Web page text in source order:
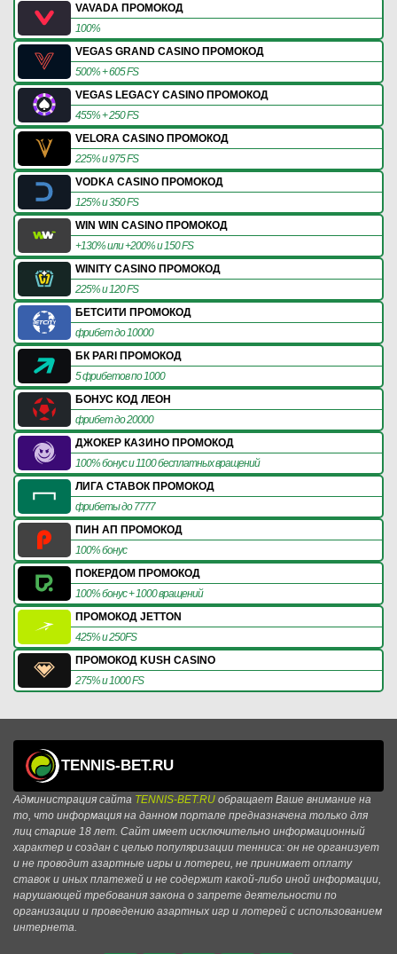
VAVADA ПРОМОКОД
100%
VEGAS GRAND CASINO ПРОМОКОД
500% + 605 FS
VEGAS LEGACY CASINO ПРОМОКОД
455% + 250 FS
VELORA CASINO ПРОМОКОД
225% и 975 FS
VODKA CASINO ПРОМОКОД
125% и 350 FS
WIN WIN CASINO ПРОМОКОД
+130% или +200% и 150 FS
WINITY CASINO ПРОМОКОД
225% и 120 FS
БЕТСИТИ ПРОМОКОД
фрибет до 10000
БК PARI ПРОМОКОД
5 фрибетов по 1000
БОНУС КОД ЛЕОН
фрибет до 20000
ДЖОКЕР КАЗИНО ПРОМОКОД
100% бонус и 1100 бесплатных вращений
ЛИГА СТАВОК ПРОМОКОД
фрибеты до 7777
ПИН АП ПРОМОКОД
100% бонус
ПОКЕРДОМ ПРОМОКОД
100% бонус + 1000 вращений
ПРОМОКОД JETTON
425% и 250FS
ПРОМОКОД KUSH CASINO
275% и 1000 FS
TENNIS-BET.RU
Администрация сайта TENNIS-BET.RU обращает Ваше внимание на
то, что информация на данном портале предназначена только для
лиц старше 18 лет. Сайт имеет исключительно информационный
характер и создан с целью популяризации тенниса: он не организует
и не проводит азартные игры и лотереи, не принимает оплату
ставок и иных платежей и не содержит какой-либо иной информации,
нарушающей требования закона о запрете деятельности по
организации и проведению азартных игр и лотерей с использованием
интернета.